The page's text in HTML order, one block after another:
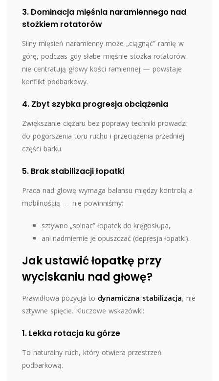
3. Dominacja mięśnia naramiennego nad
stożkiem rotatorów
Silny mięsień naramienny może „ciągnąć” ramię w
górę, podczas gdy słabe mięśnie stożka rotatorów
nie centratują głowy kości ramiennej — powstaje
konflikt podbarkowy.
4. Zbyt szybka progresja obciążenia
Zwiększanie ciężaru bez poprawy techniki prowadzi
do pogorszenia toru ruchu i przeciążenia przedniej
części barku.
5. Brak stabilizacji łopatki
Praca nad głowę wymaga balansu między kontrolą a
mobilnością — nie powinniśmy:
sztywno „spinac” łopatek do kręgosłupa,
ani nadmiernie je opuszczać (depresja łopatki).
Jak ustawić łopatkę przy
wyciskaniu nad głowę?
Prawidłowa pozycja to dynamiczna stabilizacja, nie
sztywne spięcie. Kluczowe wskazówki:
1. Lekka rotacja ku górze
To naturalny ruch, który otwiera przestrzeń
podbarkową.